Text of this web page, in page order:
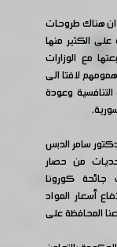
ان هناك طروحات
الكثير منها
مع الوزارات
لافتا الى
التنافسية وعودة
سامر الدبس
من حصار
جائحة كورونا
أسعار المواد
المحافظة على